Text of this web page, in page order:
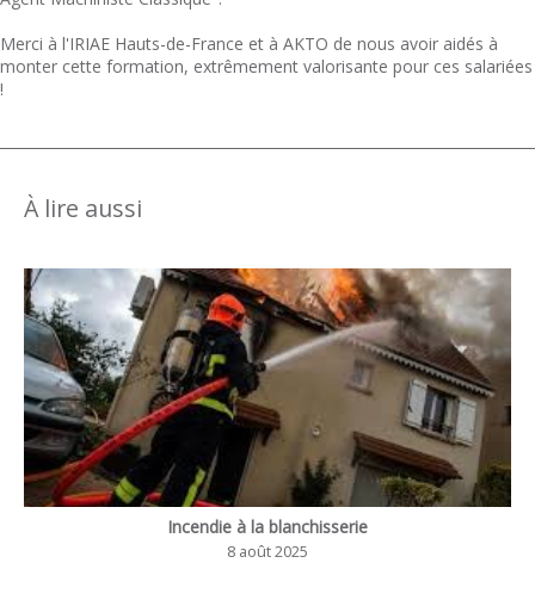
Merci à l'IRIAE Hauts-de-France et à AKTO de nous avoir aidés à
monter cette formation, extrêmement valorisante pour ces salariées
!
À lire aussi
Incendie à la blanchisserie
8 août 2025